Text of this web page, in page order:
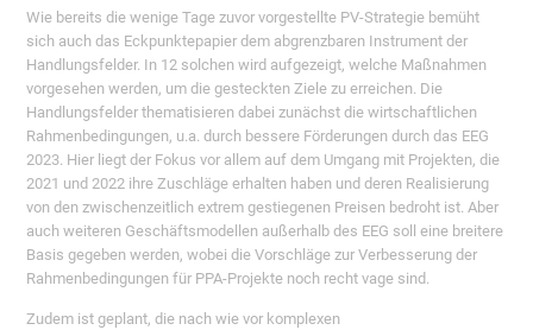
Wie bereits die wenige Tage zuvor vorgestellte PV-Strategie bemüht
sich auch das Eckpunktepapier dem abgrenzbaren Instrument der
Handlungsfelder. In 12 solchen wird aufgezeigt, welche Maßnahmen
vorgesehen werden, um die gesteckten Ziele zu erreichen. Die
Handlungsfelder thematisieren dabei zunächst die wirtschaftlichen
Rahmenbedingungen, u.a. durch bessere Förderungen durch das EEG
2023. Hier liegt der Fokus vor allem auf dem Umgang mit Projekten, die
2021 und 2022 ihre Zuschläge erhalten haben und deren Realisierung
von den zwischenzeitlich extrem gestiegenen Preisen bedroht ist. Aber
auch weiteren Geschäftsmodellen außerhalb des EEG soll eine breitere
Basis gegeben werden, wobei die Vorschläge zur Verbesserung der
Rahmenbedingungen für PPA-Projekte noch recht vage sind.
Zudem ist geplant, die nach wie vor komplexen